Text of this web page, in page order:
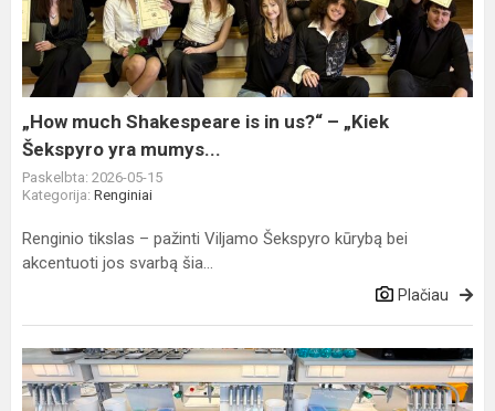
is
in
us?“
–
„Kiek
Šekspyro
yra
mumys...
„How much Shakespeare is in us?“ – „Kiek
Šekspyro yra mumys...
Paskelbta: 2026-05-15
Kategorija: Renginiai
Renginio tikslas – pažinti Viljamo Šekspyro kūrybą bei
akcentuoti jos svarbą šia...
Plačiau
IF
klasės